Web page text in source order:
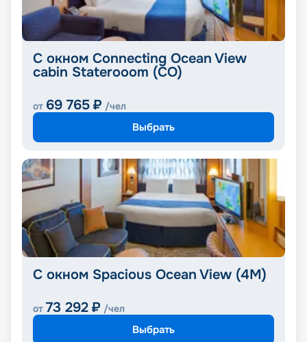
C окном Connecting Ocean View
cabin Staterooom (CO)
от 69 765 ₽ /чел
Выбрать
С окном Spacious Ocean View (4M)
от 73 292 ₽ /чел
Выбрать